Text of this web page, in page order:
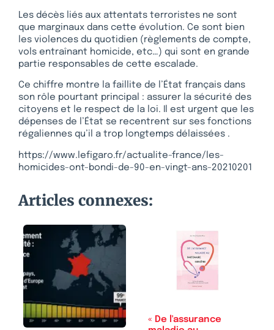
Les décès liés aux attentats terroristes ne sont
que marginaux dans cette évolution. Ce sont bien
les violences du quotidien (règlements de compte,
vols entraînant homicide, etc…) qui sont en grande
partie responsables de cette escalade.
Ce chiffre montre la faillite de l’État français dans
son rôle pourtant principal : assurer la sécurité des
citoyens et le respect de la loi. Il est urgent que les
dépenses de l’État se recentrent sur ses fonctions
régaliennes qu’il a trop longtemps délaissées .
https://www.lefigaro.fr/actualite-france/les-
homicides-ont-bondi-de-90-en-vingt-ans-20210201
Articles connexes:
« De l'assurance